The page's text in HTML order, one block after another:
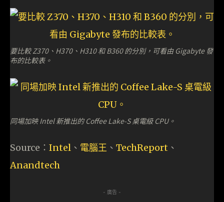
要比較 Z370、H370、H310 和 B360 的分別，可看由 Gigabyte 發
布的比較表。
同場加映 Intel 新推出的 Coffee Lake-S 桌電級 CPU。
Source： Intel 、 電腦王 、 TechReport 、
Anandtech
- 廣告 -